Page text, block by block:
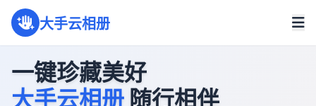
大手云相册
一键珍藏美好
大手云相册 随行相伴